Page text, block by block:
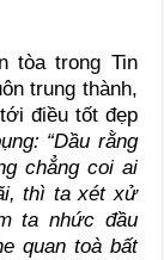
tòa trong Tin
trung thành,
điều tốt đẹp
“Dầu rằng
chẳng coi ai
thì ta xét xử
ta nhức đầu
quan toà bất